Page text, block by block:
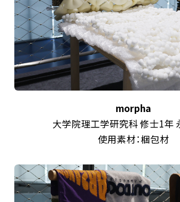
morpha
大学院理工学研究科 修士1年
使用素材：梱包材